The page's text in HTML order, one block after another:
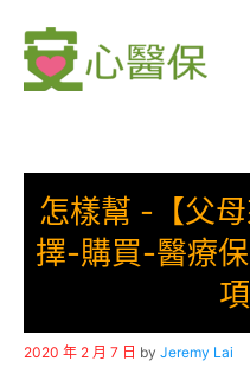
content
怎樣幫 -【父
擇-購買-醫療
2020 年 2 月 7 日 by Jeremy Lai